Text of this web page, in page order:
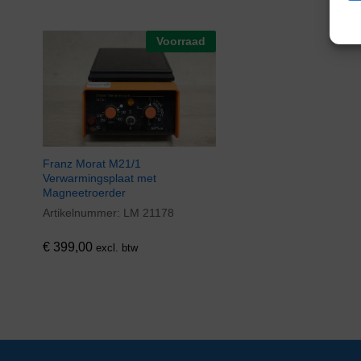
Voorraad
Franz Morat M21/1
Verwarmingsplaat met
Magneetroerder
Artikelnummer: LM 21178
€ 399,00 excl. btw